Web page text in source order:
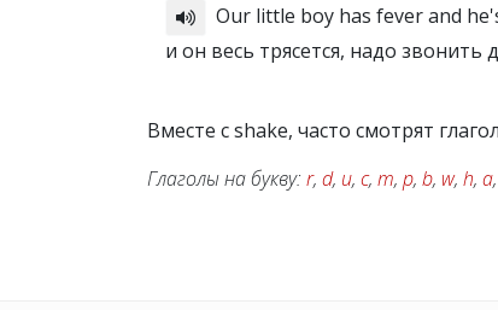
Our little boy has fever and
и он весь трясется, надо звонить
Вместе с shake, часто смотрят
Глаголы на букву:r, d, u, c, m, p, b, w, h, a,